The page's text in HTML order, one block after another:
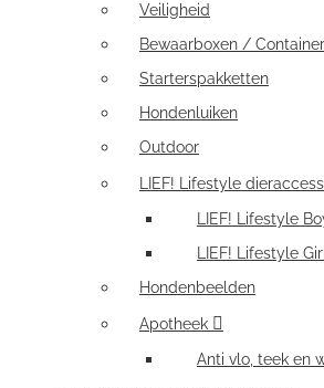
Veiligheid
Bewaarboxen /
Starterspakketten
Hondenluiken
Outdoor
LIEF! Lifestyle
LIEF! Lifestyle
LIEF! Lifestyle
Hondenbeelden
Apotheek
Anti vlo, teek en